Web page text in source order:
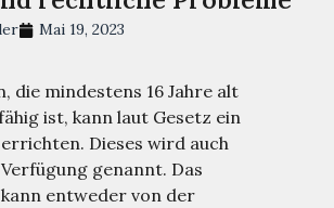
Mai 19, 2023
die mindestens 16 Jahre alt
ist, kann laut Gesetz ein
Dieses wird auch
genannt. Das
entweder von der